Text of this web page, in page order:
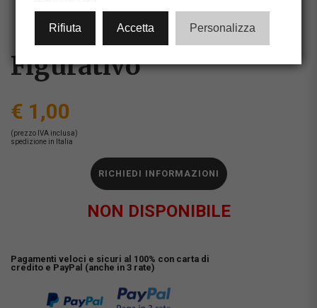
Figurativo
€ 1,00
(prezzo IVA inclusa)
spedizione in Italia
RICHIEDI INFORMAZIONI
NON DISPONIBILE
Pagamenti veloci e sicuri al 100% con carta di
credito e PayPal (anche in 3 rate)
Rifiuta Accetta Personalizza